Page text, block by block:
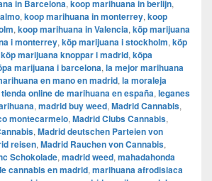
in Barcelona, koop marihuana in berlijn,
, koop marihuana in monterrey, koop
, ​​koop marihuana in Valencia, köp marijuana
i monterrey, köp marijuana i stockholm, ​​köp
köp marijuana knoppar i madrid, köpa
marijuana i barcelona, la mejor marihuana
en mano en madrid, la moraleja
online de marihuana en españa, leganes
, madrid buy weed, Madrid Cannabis,
montecarmelo, Madrid Clubs Cannabis,
, Madrid deutschen Parteien von
reisen, Madrid Rauchen von Cannabis,
Schokolade, madrid weed, mahadahonda
cannabis en madrid, marihuana afrodisiaca